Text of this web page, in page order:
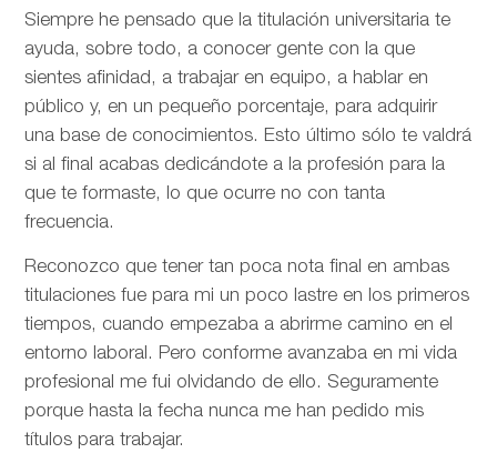
Siempre he pensado que la titulación universitaria te
ayuda, sobre todo, a conocer gente con la que
sientes afinidad, a trabajar en equipo, a hablar en
público y, en un pequeño porcentaje, para adquirir
una base de conocimientos. Esto último sólo te valdrá
si al final acabas dedicándote a la profesión para la
que te formaste, lo que ocurre no con tanta
frecuencia.
Reconozco que tener tan poca nota final en ambas
titulaciones fue para mi un poco lastre en los primeros
tiempos, cuando empezaba a abrirme camino en el
entorno laboral. Pero conforme avanzaba en mi vida
profesional me fui olvidando de ello. Seguramente
porque hasta la fecha nunca me han pedido mis
títulos para trabajar.